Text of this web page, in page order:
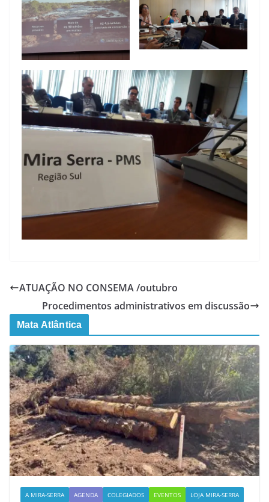
ATUAÇÃO NO CONSEMA /outubro
Procedimentos administrativos em discussão
Mata Atlântica
A MIRA-SERRA AGENDA COLEGIADOS EVENTOS
LOJA MIRA-SERRA